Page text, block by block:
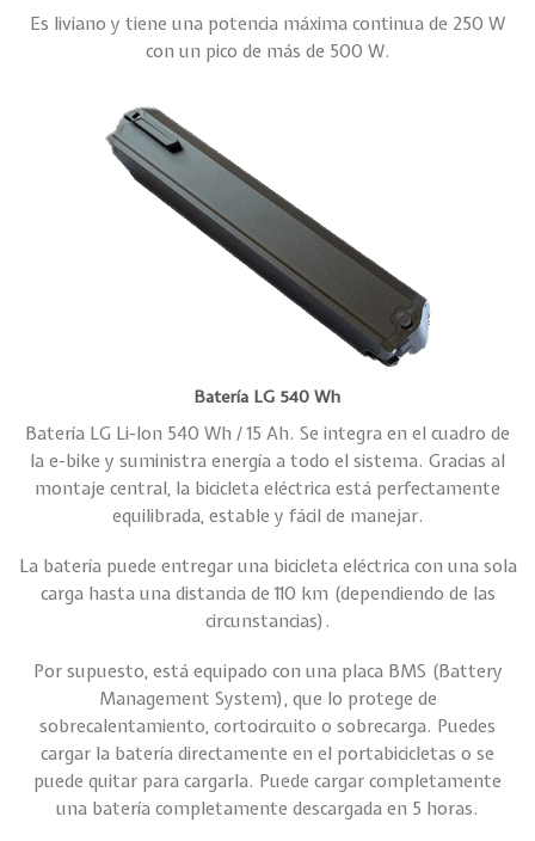
Es liviano y tiene una potencia máxima continua de 250 W
con un pico de más de 500 W.
Batería LG 540 Wh
Batería LG Li-Ion 540 Wh / 15 Ah. Se integra en el cuadro de
la e-bike y suministra energía a todo el sistema. Gracias al
montaje central, la bicicleta eléctrica está perfectamente
equilibrada, estable y fácil de manejar.
La batería puede entregar una bicicleta eléctrica con una sola
carga hasta una distancia de 110 km (dependiendo de las
circunstancias).
Por supuesto, está equipado con una placa BMS (Battery
Management System), que lo protege de
sobrecalentamiento, cortocircuito o sobrecarga. Puedes
cargar la batería directamente en el portabicicletas o se
puede quitar para cargarla. Puede cargar completamente
una batería completamente descargada en 5 horas.